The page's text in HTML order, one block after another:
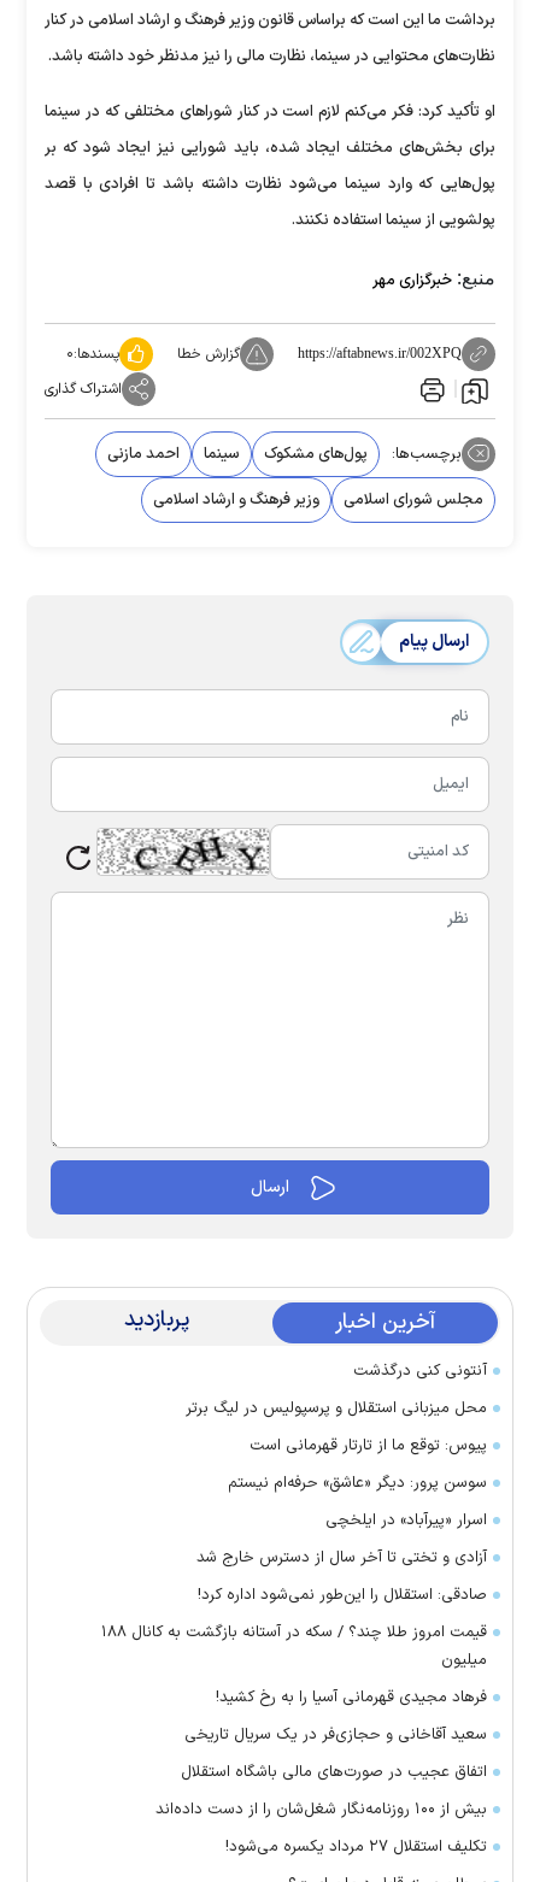
برداشت ما این است که براساس قانون وزیر فرهنگ و ارشاد اسلامی در کنار
نظارت‌های محتوایی در سینما، نظارت مالی را نیز مدنظر خود داشته باشد.
او تأکید کرد: فکر می‌کنم لازم است در کنار شوراهای مختلفی که در سینما
برای بخش‌های مختلف ایجاد شده، باید شورایی نیز ایجاد شود که بر
پول‌هایی که وارد سینما می‌شود نظارت داشته باشد تا افرادی با قصد
پولشویی از سینما استفاده نکنند.
منبع: خبرگزاری مهر
https://aftabnews.ir/002XPQ گزارش خطا پسندها:۰
اشتراک گذاری
برچسب‌ها: پول‌های مشکوک سینما
احمد مازنی
مجلس شورای اسلامی
وزیر فرهنگ و ارشاد اسلامی
ارسال پیام
آخرین اخبار پربازدید
آنتونی کنی درگذشت
محل میزبانی استقلال و پرسپولیس در لیگ برتر
پیوس: توقع ما از تارتار قهرمانی است
سوسن پرور: دیگر «عاشق» حرفه‌ام نیستم
اسرار «پیرآباد» در ایلخچی
آزادی و تختی تا آخر سال از دسترس خارج شد
صادقی: استقلال را این‌طور نمی‌شود اداره کرد!
قیمت امروز طلا چند؟ / سکه در آستانه بازگشت به کانال ۱۸۸
میلیون
فرهاد مجیدی قهرمانی آسیا را به رخ کشید!
سعید آقاخانی و حجازی‌فر در یک سریال تاریخی
اتفاق عجیب در صورت‌های مالی باشگاه استقلال
بیش از ۱۰۰ روزنامه‌نگار شغل‌شان را از دست داده‌اند
تکلیف استقلال ۲۷ مرداد یکسره می‌شود!